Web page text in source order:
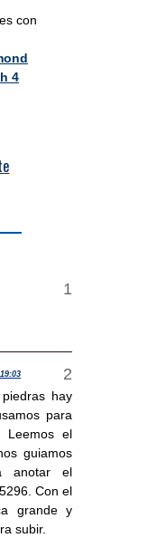
con
4
hay
para
Leemos el
guiamos
anotar el
Con el
grande y
subir.